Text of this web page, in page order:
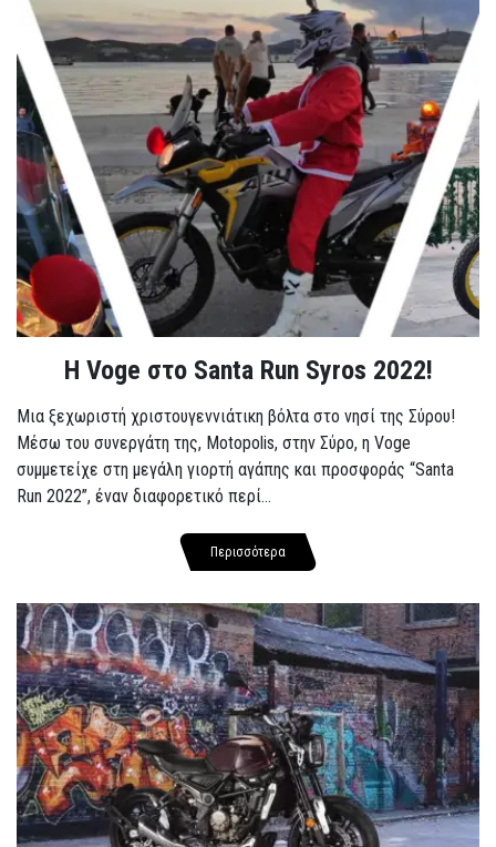
Η Voge στο Santa Run Syros 2022!
Μια ξεχωριστή χριστουγεννιάτικη βόλτα στο νησί της Σύρου!
Μέσω του συνεργάτη της, Motopolis, στην Σύρο, η Voge
συμμετείχε στη μεγάλη γιορτή αγάπης και προσφοράς “Santa
Run 2022”, έναν διαφορετικό περί...
Περισσότερα